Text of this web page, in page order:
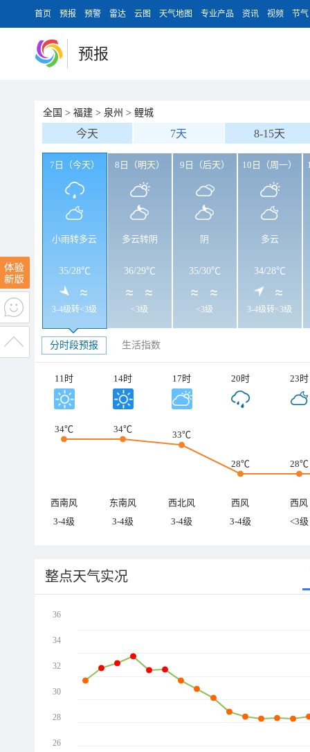
首页 预报 预警 雷达 云图 天气地图 专业产品 资讯 视频 节气
预报
全国 > 福建 > 泉州 > 鲤城
今天 7天 8-15天
7日（今天）
小雨转多云
35/28℃
3-4级转<3级
8日（明天）
多云转阴
36/29℃
<3级
9日（后天）
阴
35/30℃
<3级
10日（周一）
多云
34/28℃
3-4级转<3级
分时段预报 生活指数
11时 14时 17时 20时 23时
34℃ 34℃
33℃
28℃ 28℃
西南风 东南风 西北风 西风
西风
3-4级
3-4级 3-4级 3-4级 <3级
整点天气实况
36
34
32
30
28
26